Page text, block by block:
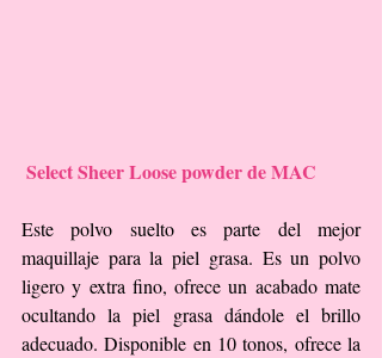
Select Sheer Loose powder de MAC
Este polvo suelto es parte del mejor
maquillaje para la piel grasa. Es un polvo
ligero y extra fino, ofrece un acabado mate
ocultando la piel grasa dándole el brillo
adecuado. Disponible en 10 tonos, ofrece la